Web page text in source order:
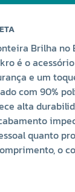
Brilha no
é o
e um
com 90%
alta
quanto
o